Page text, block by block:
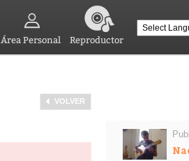
Área Personal Reproductor
VOLVER